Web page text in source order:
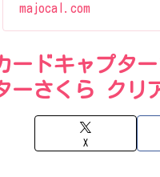
majocal.com
ードキャプタ
ーさくら クリ
X